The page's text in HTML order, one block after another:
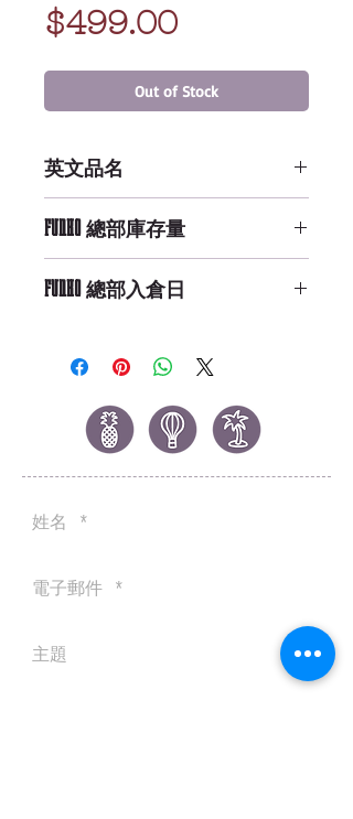
$499.00Price
Out of Stock
英文品名
FUNKO 總部庫存量
FUNKO 總部入倉日